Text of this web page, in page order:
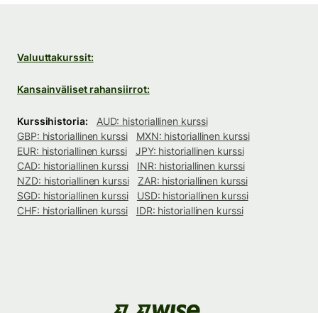
Valuuttakurssit:
Kansainväliset rahansiirrot:
Kurssihistoria:
AUD: historiallinen kurssi
GBP: historiallinen kurssi
MXN: historiallinen kurssi
EUR: historiallinen kurssi
JPY: historiallinen kurssi
CAD: historiallinen kurssi
INR: historiallinen kurssi
NZD: historiallinen kurssi
ZAR: historiallinen kurssi
SGD: historiallinen kurssi
USD: historiallinen kurssi
CHF: historiallinen kurssi
IDR: historiallinen kurssi